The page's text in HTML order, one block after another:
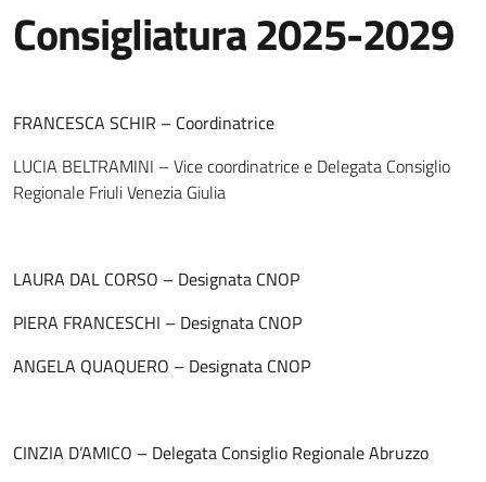
Consigliatura 2025-2029
FRANCESCA SCHIR – Coordinatrice
LUCIA BELTRAMINI – Vice coordinatrice e Delegata Consiglio
Regionale Friuli Venezia Giulia
LAURA DAL CORSO – Designata CNOP
PIERA FRANCESCHI – Designata CNOP
ANGELA QUAQUERO – Designata CNOP
CINZIA D’AMICO – Delegata Consiglio Regionale Abruzzo